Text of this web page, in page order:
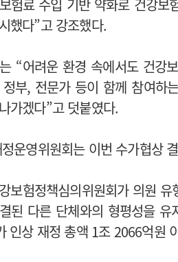
험료 수입 기반 약화로 건강
했다”고 강조했다.
“어려운 환경 속에서도 건강
부, 전문가 등이 함께 참여하
가겠다”고 덧붙였다.
운영위원회는 이번 수가협상
보험정책심의위원회가 의원
된 다른 단체와의 형평성을
인상 재정 총액 1조 2066억원